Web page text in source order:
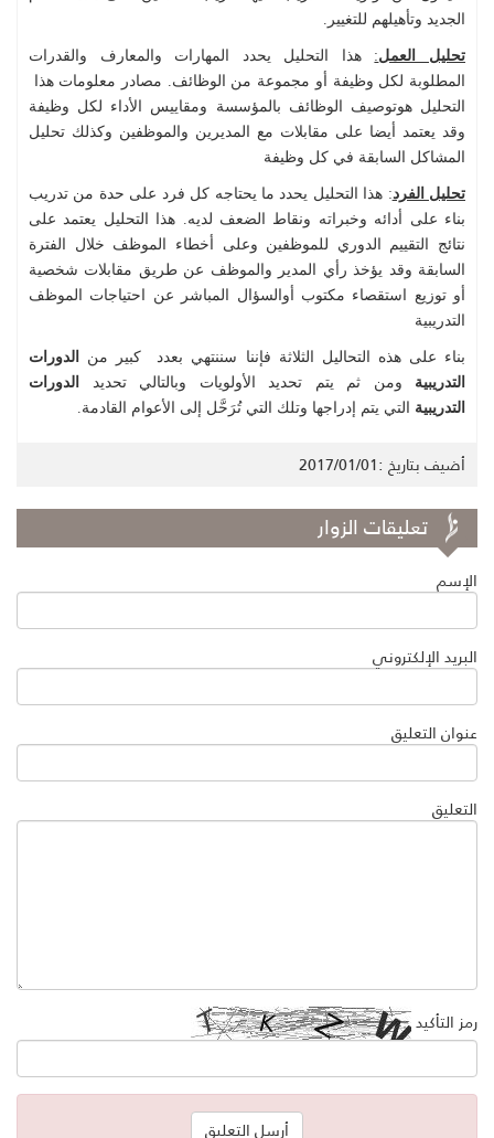
الجديد وتأهيلهم للتغيير.
تحليل العمل: هذا التحليل يحدد المهارات والمعارف والقدرات
المطلوبة لكل وظيفة أو مجموعة من الوظائف. مصادر معلومات هذا
التحليل هوتوصيف الوظائف بالمؤسسة ومقاييس الأداء لكل وظيفة
وقد يعتمد أيضا على مقابلات مع المديرين والموظفين وكذلك تحليل
المشاكل السابقة في كل وظيفة
تحليل الفرد: هذا التحليل يحدد ما يحتاجه كل فرد على حدة من تدريب
بناء على أدائه وخبراته ونقاط الضعف لديه. هذا التحليل يعتمد على
نتائج التقييم الدوري للموظفين وعلى أخطاء الموظف خلال الفترة
السابقة وقد يؤخذ رأي المدير والموظف عن طريق مقابلات شخصية
أو توزيع استقصاء مكتوب أوالسؤال المباشر عن احتياجات الموظف
التدريبية
بناء على هذه التحاليل الثلاثة فإننا سننتهي بعدد كبير من
الدورات
التدريبية ومن ثم يتم تحديد الأولويات وبالتالي تحديد
الدورات
التدريبية التي يتم إدراجها وتلك التي تُرَحَّل إلى الأعوام القادمة.
أضيف بتاريخ :2017/01/01
تعليقات الزوار
الإسم
البريد الإلكتروني
عنوان التعليق
التعليق
رمز التأكيد